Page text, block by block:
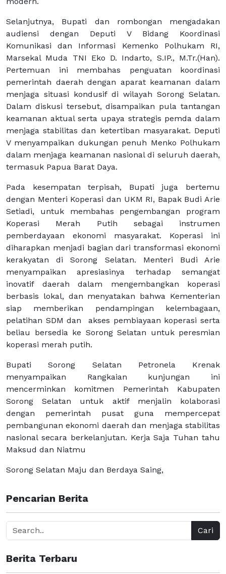
Selanjutnya, Bupati dan rombongan mengadakan
audiensi dengan Deputi V Bidang Koordinasi
Komunikasi dan Informasi Kemenko Polhukam RI,
Marsekal Muda TNI Eko D. Indarto, S.IP., M.Tr.(Han).
Pertemuan ini membahas penguatan koordinasi
pemerintah daerah dengan aparat keamanan dalam
menjaga situasi kondusif di wilayah Sorong Selatan.
Dalam diskusi tersebut, disampaikan pula tantangan
keamanan aktual serta upaya strategis pemda dalam
menjaga stabilitas dan ketertiban masyarakat. Deputi
V menyampaikan dukungan penuh Menko Polhukam
dalam menjaga keamanan nasional di seluruh daerah,
termasuk Papua Barat Daya.
Pada kesempatan terpisah, Bupati juga bertemu
dengan Menteri Koperasi dan UKM RI, Bapak Budi Arie
Setiadi, untuk membahas pengembangan program
Koperasi Merah Putih sebagai instrumen
pemberdayaan ekonomi masyarakat. Koperasi ini
diharapkan menjadi bagian dari transformasi ekonomi
kerakyatan di Sorong Selatan. Menteri Budi Arie
menyampaikan apresiasinya terhadap semangat
inovatif daerah dalam mengembangkan koperasi
berbasis lokal, dan menyatakan bahwa Kementerian
siap memberikan pendampingan kelembagaan,
pelatihan SDM dan akses pembiayaan koperasi serta
beliau bersedia ke Sorong Selatan untuk peresmian
koperasi merah putih.
Bupati Sorong Selatan Petronela Krenak
menyampaikan Rangkaian kunjungan ini
mencerminkan komitmen Pemerintah Kabupaten
Sorong Selatan untuk aktif menjalin kolaborasi
dengan pemerintah pusat guna mempercepat
pembangunan ekonomi daerah dan menjaga stabilitas
nasional secara berkelanjutan. Kerja Saja Tuhan tahu
Maksud dan Niatmu
Sorong Selatan Maju dan Berdaya Saing,
Pencarian Berita
Cari
Berita Terbaru